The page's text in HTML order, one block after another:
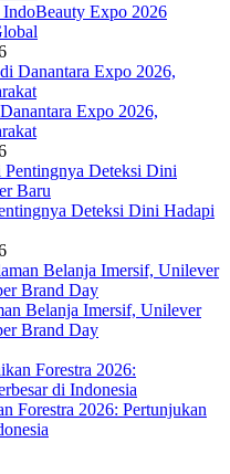
Expo 2026
Expo 2026,
Deteksi Dini Hadapi
Belanja Imersif, Unilever
Brand Day
Forestra 2026: Pertunjukan